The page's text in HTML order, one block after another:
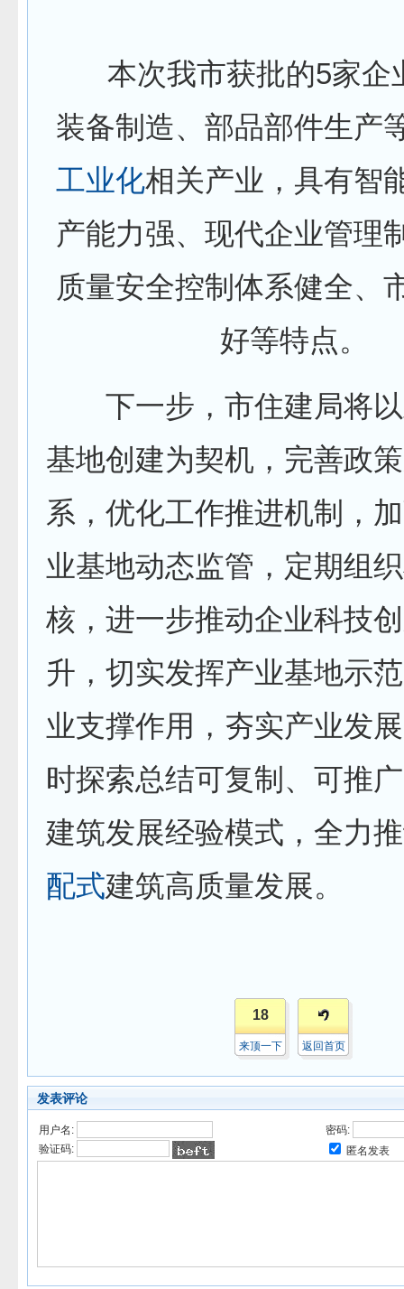
本次我市获批的5家企
装备制造、部品部件生产
工业化相关产业，具有智
产能力强、现代企业管理
质量安全控制体系健全、
好等特点。
下一步，市住建局将以
基地创建为契机，完善政
系，优化工作推进机制，
业基地动态监管，定期组
核，进一步推动企业科技
升，切实发挥产业基地示
业支撑作用，夯实产业发
时探索总结可复制、可推
建筑发展经验模式，全力
配式建筑高质量发展。
18
来顶一下 返回首页
发表评论
用户名:
密码:
验证码:
匿名发表